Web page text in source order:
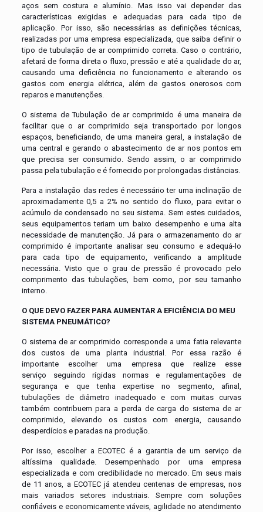
aços sem costura e alumínio. Mas isso vai depender das
características exigidas e adequadas para cada tipo de
aplicação. Por isso, são necessárias as definições técnicas,
realizadas por uma empresa especializada, que saiba definir o
tipo de tubulação de ar comprimido correta. Caso o contrário,
afetará de forma direta o fluxo, pressão e até a qualidade do ar,
causando uma deficiência no funcionamento e alterando os
gastos com energia elétrica, além de gastos onerosos com
reparos e manutenções.
O sistema de Tubulação de ar comprimido é uma maneira de
facilitar que o ar comprimido seja transportado por longos
espaços, beneficiando, de uma maneira geral, a instalação de
uma central e gerando o abastecimento de ar nos pontos em
que precisa ser consumido. Sendo assim, o ar comprimido
passa pela tubulação e é fornecido por prolongadas distâncias.
Para a instalação das redes é necessário ter uma inclinação de
aproximadamente 0,5 a 2% no sentido do fluxo, para evitar o
acúmulo de condensado no seu sistema. Sem estes cuidados,
seus equipamentos teriam um baixo desempenho e uma alta
necessidade de manutenção. Já para o armazenamento do ar
comprimido é importante analisar seu consumo e adequá-lo
para cada tipo de equipamento, verificando a amplitude
necessária. Visto que o grau de pressão é provocado pelo
comprimento das tubulações, bem como, por seu tamanho
interno.
O QUE DEVO FAZER PARA AUMENTAR A EFICIÊNCIA DO MEU
SISTEMA PNEUMÁTICO?
O sistema de ar comprimido corresponde a uma fatia relevante
dos custos de uma planta industrial. Por essa razão é
importante escolher uma empresa que realize esse
serviço seguindo rígidas normas e regulamentações de
segurança e que tenha expertise no segmento, afinal,
tubulações de diâmetro inadequado e com muitas curvas
também contribuem para a perda de carga do sistema de ar
comprimido, elevando os custos com energia, causando
desperdícios e paradas na produção.
Por isso, escolher a ECOTEC é a garantia de um serviço de
altíssima qualidade. Desempenhado por uma empresa
especializada e com credibilidade no mercado. Em seus mais
de 11 anos, a ECOTEC já atendeu centenas de empresas, nos
mais variados setores industriais. Sempre com soluções
confiáveis e economicamente viáveis, agilidade no atendimento